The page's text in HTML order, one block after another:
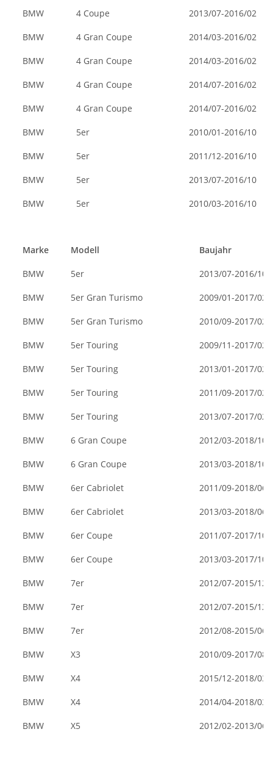
BMW 4 Coupe 2013/07-2016/02
BMW 4 Gran Coupe 2014/03-2016/02
BMW 4 Gran Coupe 2014/03-2016/02
BMW 4 Gran Coupe 2014/07-2016/02
BMW 4 Gran Coupe 2014/07-2016/02
BMW 5er 2010/01-2016/10
BMW 5er 2011/12-2016/10
BMW 5er 2013/07-2016/10
BMW 5er 2010/03-2016/10
Marke Modell Baujahr
BMW 5er 2013/07-2016/10
BMW 5er Gran Turismo 2009/01-2017/02
BMW 5er Gran Turismo 2010/09-2017/02
BMW 5er Touring 2009/11-2017/02
BMW 5er Touring 2013/01-2017/02
BMW 5er Touring 2011/09-2017/02
BMW 5er Touring 2013/07-2017/02
BMW 6 Gran Coupe 2012/03-2018/10
BMW 6 Gran Coupe 2013/03-2018/10
BMW 6er Cabriolet 2011/09-2018/06
BMW 6er Cabriolet 2013/03-2018/06
BMW 6er Coupe 2011/07-2017/10
BMW 6er Coupe 2013/03-2017/10
BMW 7er 2012/07-2015/12
BMW 7er 2012/07-2015/12
BMW 7er 2012/08-2015/06
BMW X3 2010/09-2017/08
BMW X4 2015/12-2018/03
BMW X4 2014/04-2018/03
BMW X5 2012/02-2013/06